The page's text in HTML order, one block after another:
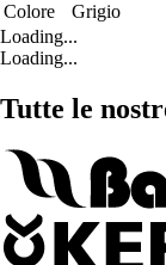
Colore
Grigio
Loading...
Loading...
Tutte le